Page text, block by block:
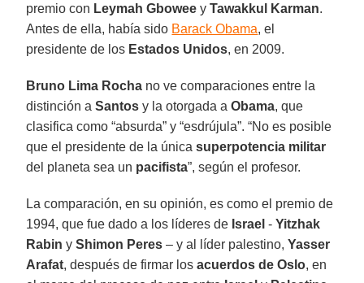
premio con Leymah Gbowee yTawakkul Karman.
Antes de ella, había sido Barack Obama, el
presidente de los Estados Unidos, en 2009.
Bruno Lima Rocha no ve comparaciones entre la
distinción aSantos y la otorgada aObama, que
clasifica como “absurda” y “esdrújula”. “No es posible
que el presidente de la únicasuperpotencia militar
del planeta sea un pacifista”, según el profesor.
La comparación, en su opinión, es como el premio de
1994, que fue dado a los líderes de Israel -Yitzhak
Rabin yShimon Peres – y al líder palestino,Yasser
Arafat, después de firmar losacuerdos de Oslo, en